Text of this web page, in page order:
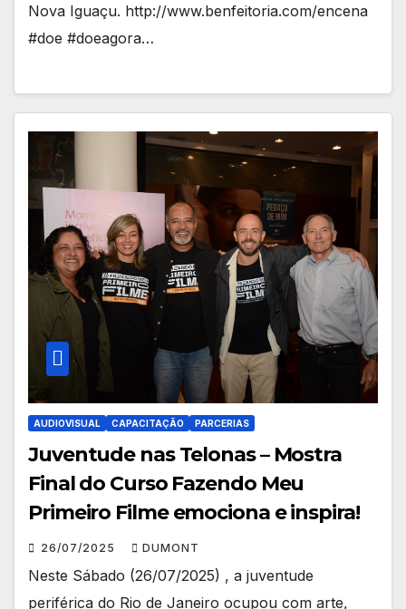
Nova Iguaçu. http://www.benfeitoria.com/encena
#doe #doeagora…
AUDIOVISUAL CAPACITAÇÃO PARCERIAS
Juventude nas Telonas – Mostra
Final do Curso Fazendo Meu
Primeiro Filme emociona e inspira!
26/07/2025 DUMONT
Neste Sábado (26/07/2025) , a juventude
periférica do Rio de Janeiro ocupou com arte,